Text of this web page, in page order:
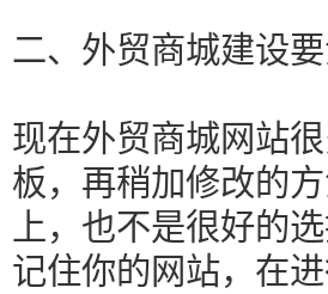
二、外贸商城建设
现在外贸商城网站
板，再稍加修改的
上，也不是很好的
记住你的网站，在